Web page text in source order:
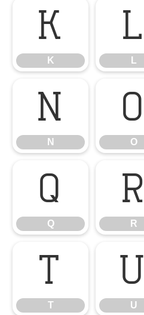
K
K
L
L
N
N
O
O
Q
Q
R
R
T
T
U
U